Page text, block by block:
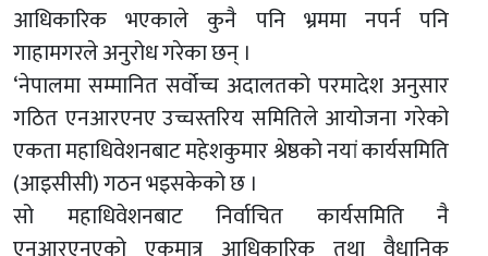
आधिकारिक भएकाले कुनै पनि भ्रममा नपर्न पनि
गाहामगरले अनुरोध गरेका छन् ।
‘नेपालमा सम्मानित सर्वोच्च अदालतको परमादेश अनुसार
गठित एनआरएनए उच्चस्तरिय समितिले आयोजना गरेको
एकता महाधिवेशनबाट महेशकुमार श्रेष्ठको नयां कार्यसमिति
(आइसीसी) गठन भइसकेको छ ।
सो महाधिवेशनबाट निर्वाचित कार्यसमिति नै